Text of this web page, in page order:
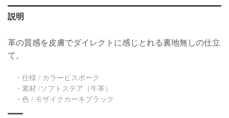
説明
革の質感を皮膚でダイレクトに感じとれる裏地無しの仕立
て。
・仕様 / カラービスポーク
・素材 /ソフトステア（牛革）
・色 / モザイクカーキブラック